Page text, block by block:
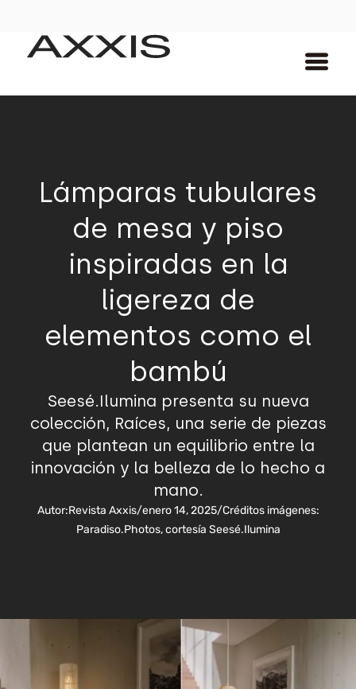
Lámparas tubulares
de mesa y piso
inspiradas en la
ligereza de
elementos como el
bambú
Seesé.Ilumina presenta su nueva
colección, Raíces, una serie de piezas
que plantean un equilibrio entre la
innovación y la belleza de lo hecho a
mano.
Autor:Revista Axxis/enero 14, 2025/Créditos imágenes:
Paradiso.Photos, cortesía Seesé.Ilumina